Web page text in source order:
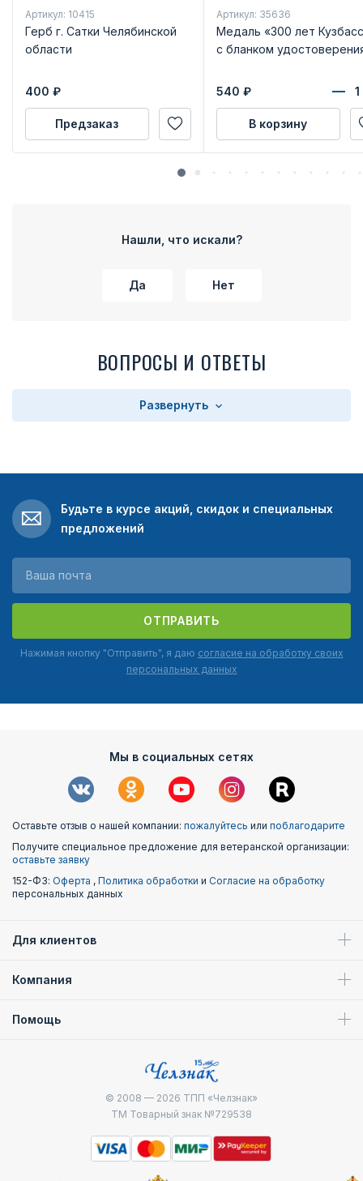
Артикул: 10415
Герб г. Сатки Челябинской
области
400 ₽
Предзаказ
Артикул: 35636
Медаль «300 лет
с бланком
540 ₽
В корзину
Нашли, что искали?
Да Нет
ВОПРОСЫ И ОТВЕТЫ
Развернуть
Будьте в курсе акций, скидок и специальных
предложений
ОТПРАВИТЬ
Нажимая кнопку "Отправить", я даю согласие на обработку своих
персональных данных
Мы в социальных сетях
Оставьте отзыв о нашей компании: пожалуйтесь или поблагодарите
Получите специальное предложение для ветеранской организации:
оставьте заявку
152-ФЗ: Оферта , Политика обработки и Согласие на обработку
персональных данных
Для клиентов
Компания
Помощь
© 2008 — 2026 ТПП «Челзнак»
ТМ Товарный знак №729538